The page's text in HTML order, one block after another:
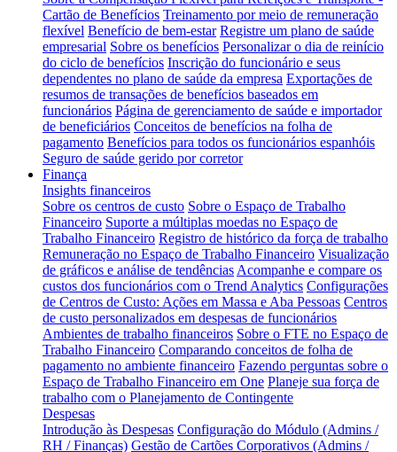
Cartão de Benefícios Treinamento por meio de remuneração
flexível Benefício de bem-estar Registre um plano de saúde
empresarial Sobre os benefícios Personalizar o dia de reinício
do ciclo de benefícios Inscrição do funcionário e seus
dependentes no plano de saúde da empresa Exportações de
resumos de transações de benefícios baseados em
funcionários Página de gerenciamento de saúde e importador
de beneficiários Conceitos de benefícios na folha de
pagamento Benefícios para todos os funcionários espanhóis
Seguro de saúde gerido por corretor
Finança
Insights financeiros
Sobre os centros de custo Sobre o Espaço de Trabalho
Financeiro Suporte a múltiplas moedas no Espaço de
Trabalho Financeiro Registro de histórico da força de trabalho
Remuneração no Espaço de Trabalho Financeiro Visualização
de gráficos e análise de tendências Acompanhe e compare os
custos dos funcionários com o Trend Analytics Configurações
de Centros de Custo: Ações em Massa e Aba Pessoas Centros
de custo personalizados em despesas de funcionários
Ambientes de trabalho financeiros Sobre o FTE no Espaço de
Trabalho Financeiro Comparando conceitos de folha de
pagamento no ambiente financeiro Fazendo perguntas sobre o
Espaço de Trabalho Financeiro em One Planeje sua força de
trabalho com o Planejamento de Contingente
Despesas
Introdução às Despesas Configuração do Módulo (Admins /
RH / Finanças) Gestão de Cartões Corporativos (Admins /